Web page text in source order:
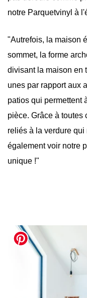
notre Parquetvinyl à
"Autrefois, la maison
sommet, la forme
divisant la maison en
unes par rapport aux
patios qui permettent
pièce. Grâce à toutes
reliés à la verdure
également voir notre
unique !"